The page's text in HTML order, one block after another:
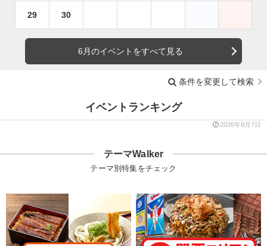
29 30
6月のイベントをすべて見る
条件を変更して検索
イベントランキング
2026年8月7日
テーマWalker
テーマ別特集をチェック